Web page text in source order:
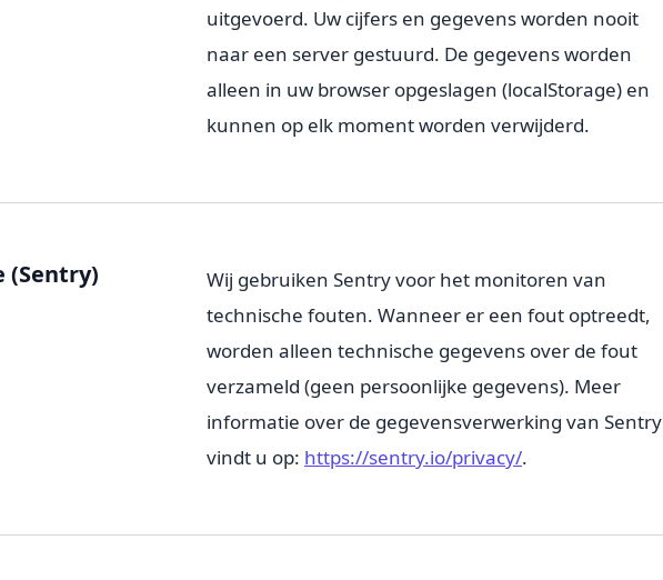
uitgevoerd. Uw cijfers en gegevens worden nooit
naar een server gestuurd. De gegevens worden
alleen in uw browser opgeslagen (localStorage) en
kunnen op elk moment worden verwijderd.
(Sentry)
Wij gebruiken Sentry voor het monitoren van
technische fouten. Wanneer er een fout optreedt,
worden alleen technische gegevens over de fout
verzameld (geen persoonlijke gegevens). Meer
informatie over de gegevensverwerking van Sentry
vindt u op: https://sentry.io/privacy/.